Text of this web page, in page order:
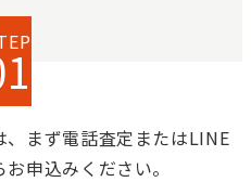
まず電話査定またはLINE
申込みください。